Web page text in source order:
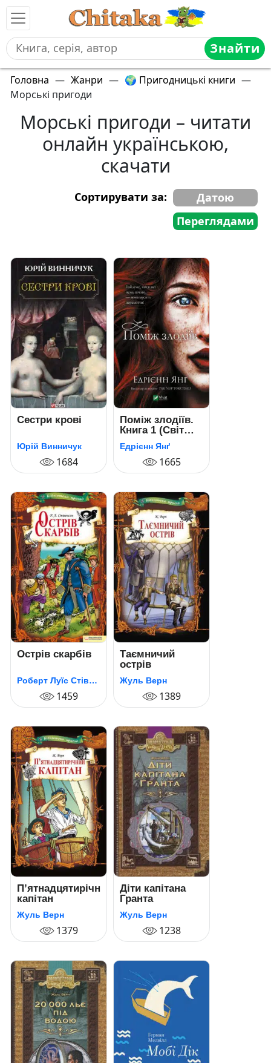
Знайти
Головна — Жанри — 🌍 Пригодницькі книги —
Морські пригоди
Морські пригоди – читати
онлайн українською,
скачати
Сортирувати за:
Датою
Переглядами
Сестри крові
Юрій Винничук
1684
Поміж злодіїв.
Книга 1 (Світ
Звуження)
Едрієнн Янґ
1665
Острів скарбів
Роберт Луїс Стівенсон
1459
Таємничий
острів
Жуль Верн
1389
П’ятнадцятирічний
капітан
Жуль Верн
1379
Діти капітана
Гранта
Жуль Верн
1238